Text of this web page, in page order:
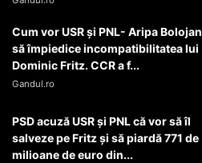
Cum vor USR şi PNL- Aripa Bolojan
să împiedice incompatibilitatea lui
Dominic Fritz. CCR a f...
Gandul.ro
PSD acuză USR și PNL că vor să îl
salveze pe Fritz și să piardă 771 de
milioane de euro din...